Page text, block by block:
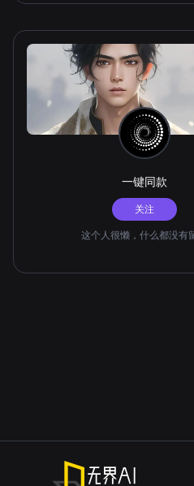
一键同款
关注
这个人很懒，什么都没有